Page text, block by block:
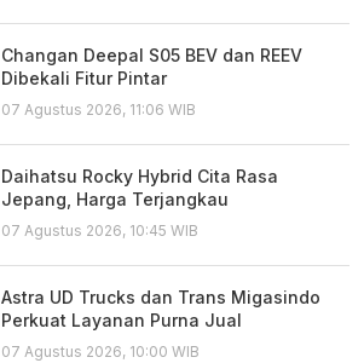
Changan Deepal S05 BEV dan REEV
Dibekali Fitur Pintar
07 Agustus 2026, 11:06 WIB
Daihatsu Rocky Hybrid Cita Rasa
Jepang, Harga Terjangkau
07 Agustus 2026, 10:45 WIB
Astra UD Trucks dan Trans Migasindo
Perkuat Layanan Purna Jual
07 Agustus 2026, 10:00 WIB